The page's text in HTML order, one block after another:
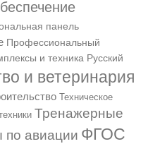
панель
Профессиональный
и техника Русский
и ветеринария
Техническое
Тренажерные
по авиации ФГОС